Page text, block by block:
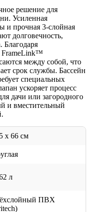
решение для
Усиленная
и прочная 3-слойная
долговечность,
Благодаря
FrameLink™
между собой, что
срок службы. Бассейн
специальных
ускоряет процесс
дачи или загородного
и вместительный
x 66 см
л
ПВХ